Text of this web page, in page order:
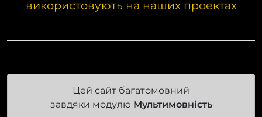
Цей сайт багатомовний
завдяки модулю
Мультимовність